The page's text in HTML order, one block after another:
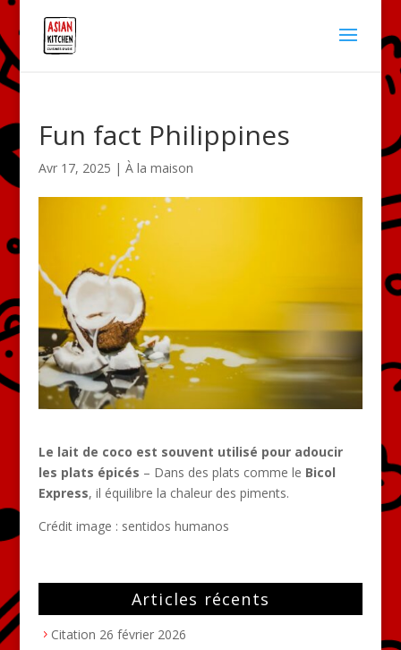
Fun fact Philippines
Avr 17, 2025 | À la maison
Le lait de coco est souvent utilisé pour adoucir
les plats épicés – Dans des plats comme le Bicol
Express, il équilibre la chaleur des piments.
Crédit image : sentidos humanos
Articles récents
Citation 26 février 2026